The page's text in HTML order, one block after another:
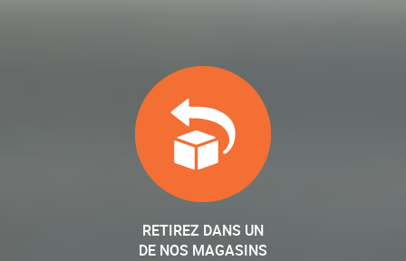
RETIREZ DANS UN
DE NOS MAGASINS